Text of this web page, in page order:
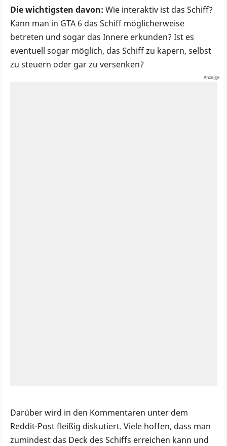
Die wichtigsten davon: Wie interaktiv ist das Schiff?
Kann man in GTA 6 das Schiff möglicherweise
betreten und sogar das Innere erkunden? Ist es
eventuell sogar möglich, das Schiff zu kapern, selbst
zu steuern oder gar zu versenken?
Darüber wird in den Kommentaren unter dem
Reddit-Post fleißig diskutiert. Viele hoffen, dass man
zumindest das Deck des Schiffs erreichen kann und